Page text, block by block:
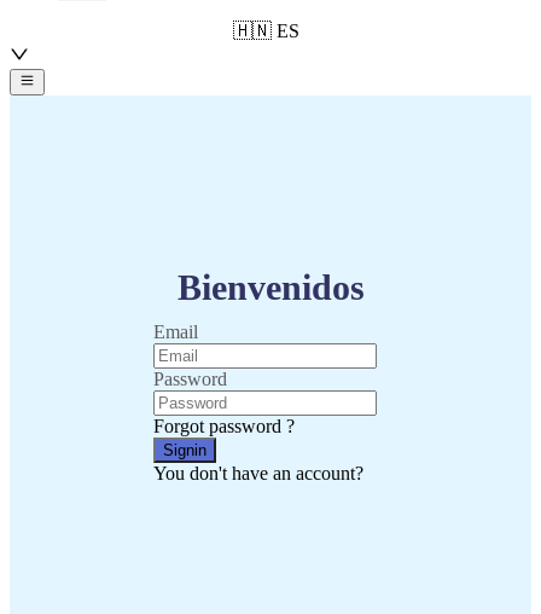
🇭🇳 ES
Bienvenidos
Email
Password
Forgot password ?
Signin
You don't have an account?